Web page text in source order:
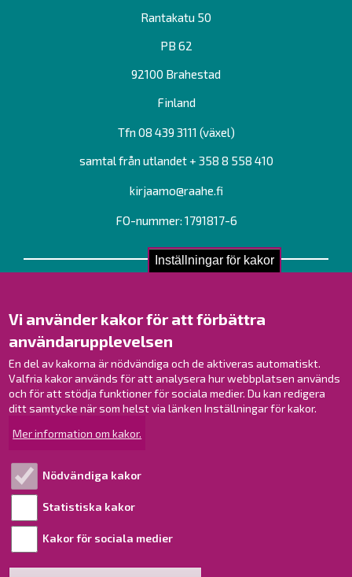
Inställningar för kakor
Vi använder kakor för att förbättra
användarupplevelsen
En del av kakorna är nödvändiga och de aktiveras automatiskt.
Valfria kakor används för att analysera hur webbplatsen används
och för att stödja funktioner för sociala medier. Du kan redigera
ditt samtycke när som helst via länken Inställningar för kakor.
Mer information om kakor.
Nödvändiga kakor
Statistiska kakor
Kakor för sociala medier
Rantakatu 50
PB 62
92100 Brahestad
Finland
Tfn 08 439 3111 (växel)
samtal från utlandet + 358 8 558 410
kirjaamo@raahe.fi
FO-nummer: 1791817-6
Kontakt
Verksamhetsställen
Kontaktuppgifter till personalen
Guidekarta
Brahestad på Facebook
Brahestad på LinkedIn